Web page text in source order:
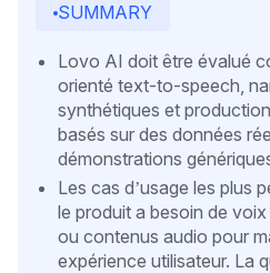
SUMMARY
Lovo AI doit être évalué
orienté text-to-speech,
synthétiques et
basés sur des données
démonstrations
Les cas d’usage les plus
le produit a besoin de
ou contenus audio pour
expérience utilisateur. La